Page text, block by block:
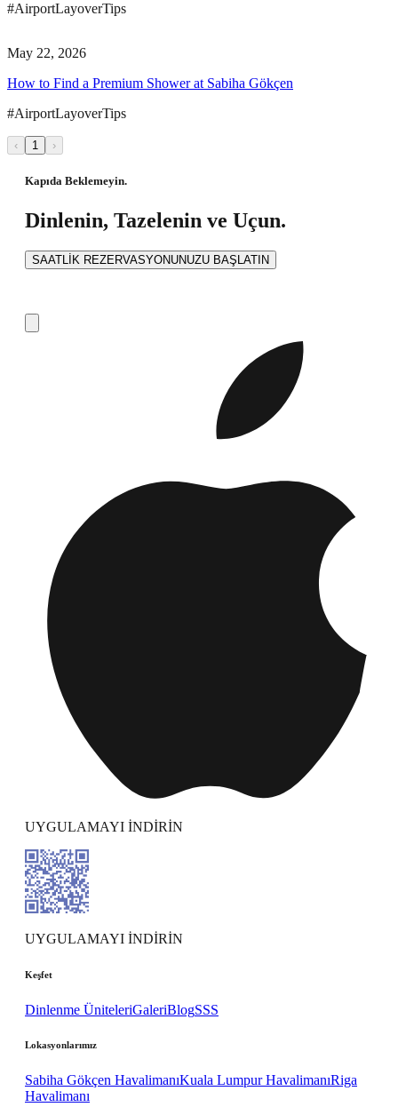
#AirportLayoverTips
May 22, 2026
How to Find a Premium Shower at Sabiha Gökçen
#AirportLayoverTips
‹ 1 ›
Kapıda Beklemeyin.
Dinlenin, Tazelenin ve Uçun.
SAATLİK REZERVASYONUNUZU BAŞLATIN
UYGULAMAYI İNDİRİN
UYGULAMAYI İNDİRİN
Keşfet
Dinlenme ÜniteleriGaleriBlogSSS
Lokasyonlarımız
Sabiha Gökçen HavalimanıKuala Lumpur HavalimanıRiga
Havalimanı